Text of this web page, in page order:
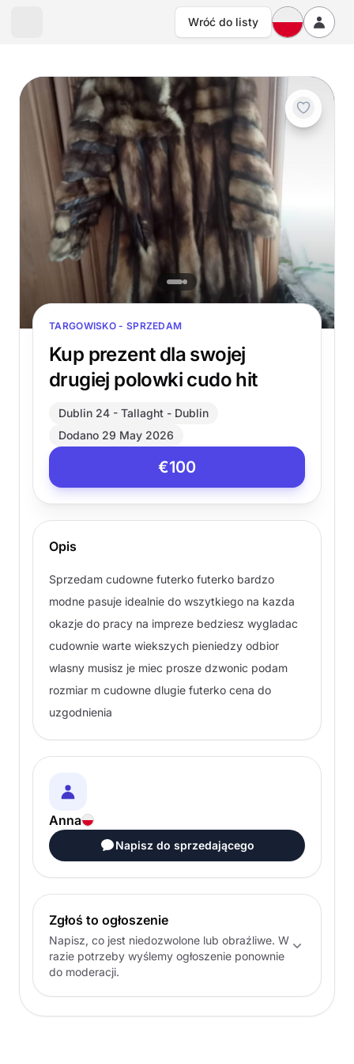
Wróć do listy
TARGOWISKO - SPRZEDAM
Kup prezent dla swojej
drugiej polowki cudo hit
Dublin 24 - Tallaght - Dublin
Dodano 29 May 2026
€100
Opis
Sprzedam cudowne futerko futerko bardzo
modne pasuje idealnie do wszytkiego na kazda
okazje do pracy na impreze bedziesz wygladac
cudownie warte wiekszych pieniedzy odbior
wlasny musisz je miec prosze dzwonic podam
rozmiar m cudowne dlugie futerko cena do
uzgodnienia
Anna
Napisz do sprzedającego
Zgłoś to ogłoszenie
Napisz, co jest niedozwolone lub obraźliwe. W
razie potrzeby wyślemy ogłoszenie ponownie
do moderacji.